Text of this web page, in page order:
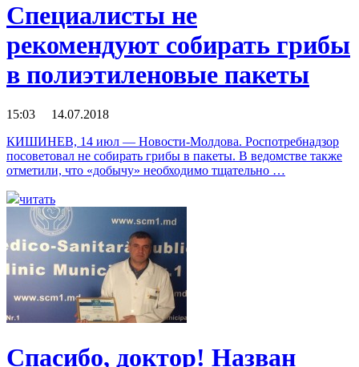
Специалисты не
рекомендуют собирать грибы
в полиэтиленовые пакеты
15:03 14.07.2018
КИШИНЕВ, 14 июл — Новости-Молдова. Роспотребнадзор
посоветовал не собирать грибы в пакеты. В ведомстве также
отметили, что «добычу» необходимо тщательно …
читать
Спасибо, доктор! Назван